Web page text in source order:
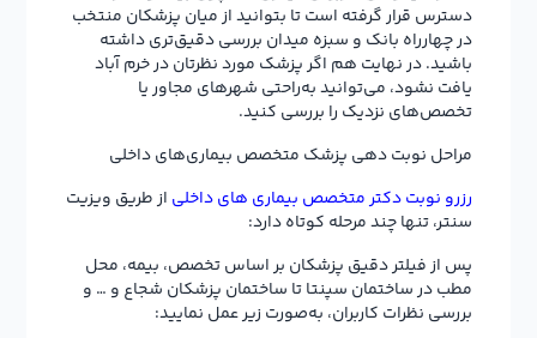
دسترس قرار گرفته است تا بتوانید از میان پزشکان منتخب
در چهارراه بانک و سبزه میدان بررسی دقیق‌تری داشته
باشید. در نهایت هم اگر پزشک مورد نظرتان در خرم آباد
یافت نشود، می‌توانید به‌راحتی شهرهای مجاور یا
تخصص‌های نزدیک را بررسی کنید.
مراحل نوبت دهی پزشک متخصص بیماری‌های داخلی
رزرو نوبت دکتر متخصص بیماری های داخلی از طریق ویزیت
سنتر، تنها چند مرحله کوتاه دارد:
پس از فیلتر دقیق پزشکان بر اساس تخصص، بیمه، محل
مطب در ساختمان سپنتا تا ساختمان پزشکان شجاع و … و
بررسی نظرات کاربران، به‌صورت زیر عمل نمایید: